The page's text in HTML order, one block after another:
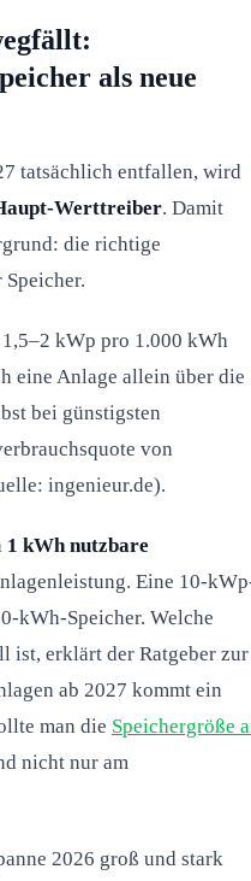
als neue
tatsächlich entfallen, wird
Werttreiber. Damit
die richtige
kWp pro 1.000 kWh
eine Anlage allein über die
bei günstigsten
von
ingenieur.de).
1 kWh nutzbare
Eine 10-
kWh-Speicher. Welche
ist, erklärt der Ratgeber zur
ab 2027 kommt ein
man die Speichergröße
nicht nur am
2026 groß und stark